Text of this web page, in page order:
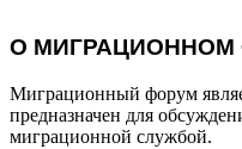
О МИГРАЦИОННОМ
Миграционный форум
предназначен для
миграционной службой.